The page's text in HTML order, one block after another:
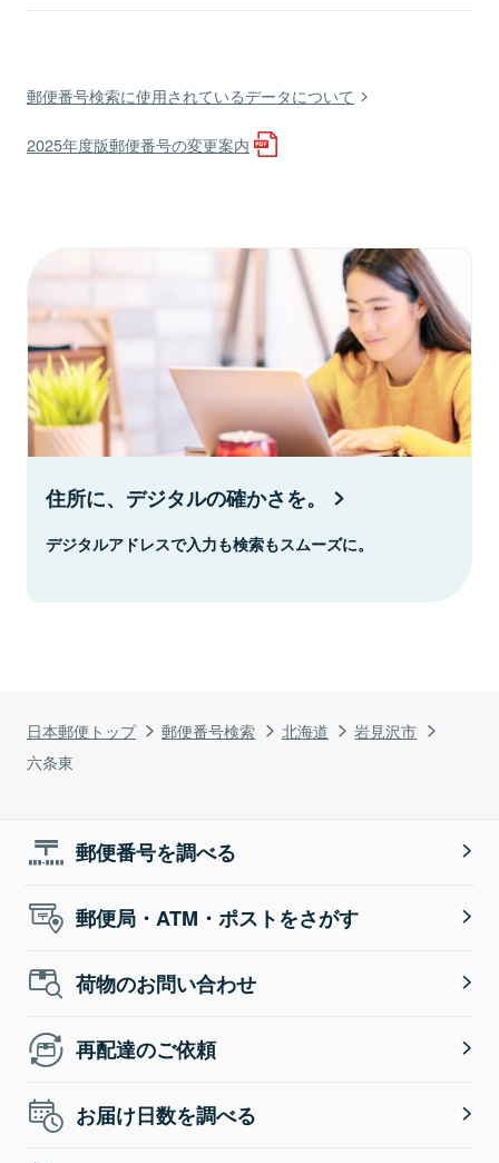
日本郵便トップ 郵便番号検索 北海道
岩見沢市
六条東
郵便番号検索に使用されているデータについて
2025年度版郵便番号の変更案内
住所に、デジタルの確かさを。
デジタルアドレスで入力も検索もスムーズに。
郵便番号を調べる
郵便局・ATM・ポストをさがす
荷物のお問い合わせ
再配達のご依頼
お届け日数を調べる